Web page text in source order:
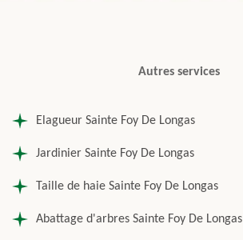
Autres services
Elagueur Sainte Foy De Longas
Jardinier Sainte Foy De Longas
Taille de haie Sainte Foy De Longas
Abattage d'arbres Sainte Foy De Longas